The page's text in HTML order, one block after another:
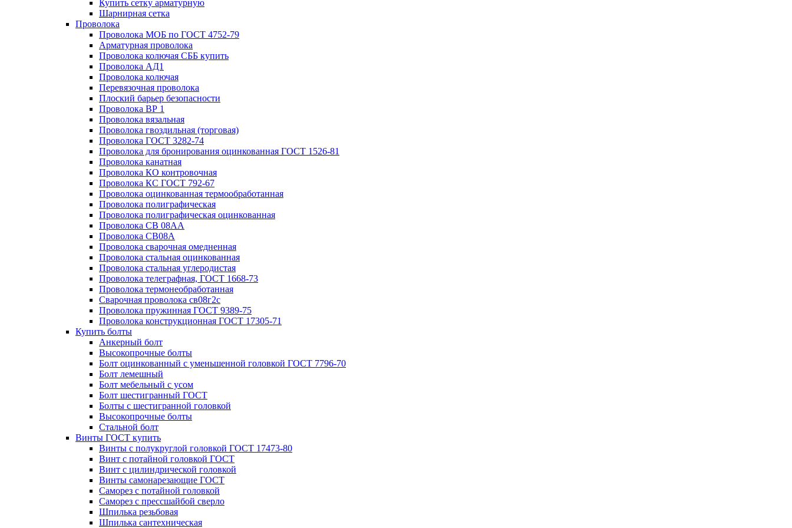
Купить сетку арматурную
Шарнирная сетка
Проволока
Проволока МОБ по ГОСТ 4752-79
Арматурная проволока
Проволока колючая СББ купить
Проволока АД1
Проволока колючая
Перевязочная проволока
Плоский барьер безопасности
Проволока ВР 1
Проволока вязальная
Проволока гвоздильная (торговая)
Проволока ГОСТ 3282-74
Проволока для бронирования оцинкованная ГОСТ 1526-81
Проволока канатная
Проволока КО контровочная
Проволока КС ГОСТ 792-67
Проволока оцинкованная термообработанная
Проволока полиграфическая
Проволока полиграфическая оцинкованная
Проволока СВ 08АА
Проволока СВ08А
Проволока сварочная омедненная
Проволока стальная оцинкованная
Проволока стальная углеродистая
Проволока телеграфная, ГОСТ 1668-73
Проволока термонеобработанная
Сварочная проволока св08г2с
Проволока пружинная ГОСТ 9389-75
Проволока конструкционная ГОСТ 17305-71
Купить болты
Анкерный болт
Высокопрочные болты
Болт оцинкованный с уменьшенной головкой ГОСТ 7796-70
Болт лемешный
Болт мебельный с усом
Болт шестигранный ГОСТ
Болты с шестигранной головкой
Высокопрочные болты
Стальной болт
Винты ГОСТ купить
Винты с полукруглой головкой ГОСТ 17473-80
Винт с потайной головкой ГОСТ
Винт с цилиндрической головкой
Винты самонарезающие ГОСТ
Саморез с потайной головкой
Саморез с прессшайбой сверло
Шпилька резьбовая
Шпилька сантехническая